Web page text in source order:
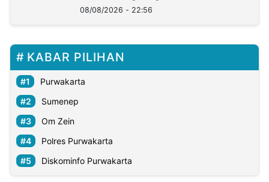
08/08/2026 - 22:56
KABAR PILIHAN
Purwakarta
Sumenep
Om Zein
Polres Purwakarta
Diskominfo Purwakarta